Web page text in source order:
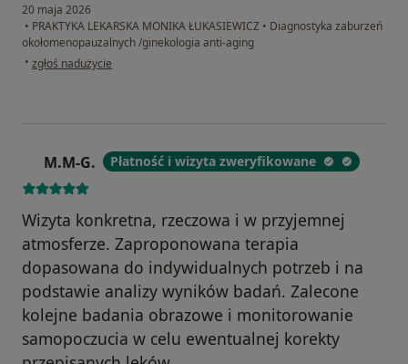
20 maja 2026
• PRAKTYKA LEKARSKA MONIKA ŁUKASIEWICZ • Diagnostyka zaburzeń
okołomenopauzalnych /ginekologia anti-aging
• w opinii użytkownika Anna
zgłoś nadużycie
M.M-G. Płatność i wizyta zweryfikowane
Wizyta konkretna, rzeczowa i w przyjemnej
atmosferze. Zaproponowana terapia
dopasowana do indywidualnych potrzeb i na
podstawie analizy wyników badań. Zalecone
kolejne badania obrazowe i monitorowanie
samopoczucia w celu ewentualnej korekty